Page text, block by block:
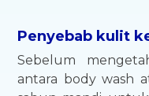
Penyebab kulit
Sebelum
antara body wash